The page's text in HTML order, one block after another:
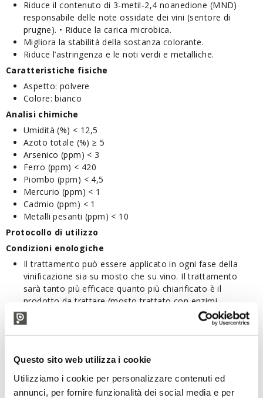
Questo sito web utilizza i cookie
Utilizziamo i cookie per personalizzare contenuti ed
annunci, per fornire funzionalità dei social media e per
Riduce il contenuto di 3-metil-2,4 noanedione (MND)
responsabile delle note ossidate dei vini (sentore di
prugne). • Riduce la carica microbica.
Migliora la stabilità della sostanza colorante.
Riduce l’astringenza e le noti verdi e metalliche.
Caratteristiche fisiche
Aspetto: polvere
Colore: bianco
Analisi chimiche
Umidità (%) < 12,5
Azoto totale (%) ≥ 5
Arsenico (ppm) < 3
Ferro (ppm) < 420
Piombo (ppm) < 4,5
Mercurio (ppm) < 1
Cadmio (ppm) < 1
Metalli pesanti (ppm) < 10
Protocollo di utilizzo
Condizioni enologiche
Il trattamento può essere applicato in ogni fase della
vinificazione sia su mosto che su vino. Il trattamento
sarà tanto più efficace quanto più chiarificato è il
prodotto da trattare (mosto trattato con enzimi,
pressato trattato con enzima in uscita dalla pressa).
POLYMUST® PRESS non provoca surcollaggio,
nemmeno alle dosi più elevate. In caso di vini rossi
con un fondo di fecce molto compatto e ridotto.
Dosi d’impiego
Su mosti di pressa bianchi e rosati: 40 - 100 g/hL.